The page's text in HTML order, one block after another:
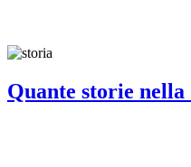
Quante storie nella